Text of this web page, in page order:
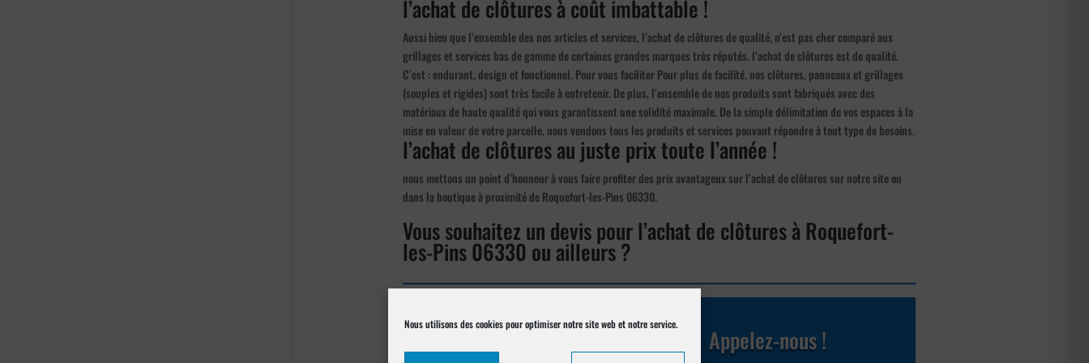
Nous utilisons des cookies pour optimiser notre site web et notre service.
l’achat de clôtures à coût imbattable !
Aussi bien que l’ensemble des nos articles et services, l’achat de clôtures de qualité, n’est pas cher comparé aux
grillages et services bas de gamme de certaines grandes marques très réputés. l’achat de clôtures est de qualité.
C’est : endurant, design et fonctionnel. Pour vous faciliter Pour plus de facilité, nos clôtures, panneaux et grillages
(souples et rigides) sont très facile à entretenir. De plus, l’ensemble de nos produits sont fabriqués avec des
matériaux de haute qualité qui vous garantissent une solidité maximale. De la simple délimitation de vos espaces à la
mise en valeur de votre parcelle, nous vendons tous les produits et services pouvant répondre à tout type de besoins.
l’achat de clôtures au juste prix toute l’année !
nous mettons un point d’honneur à vous faire profiter des prix avantageux sur l’achat de clôtures sur notre site ou
dans la boutique à proximité de Roquefort-les-Pins 06330.
Vous souhaitez un devis pour l’achat de clôtures à Roquefort-
les-Pins 06330 ou ailleurs ?
devis en ligne
Appelez-nous !